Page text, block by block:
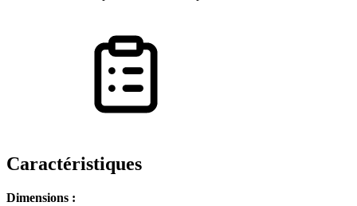
Caractéristiques
Dimensions :